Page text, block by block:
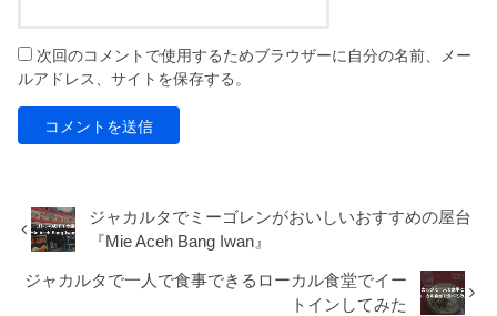
次回のコメントで使用するためブラウザーに自分の名前、メー
ルアドレス、サイトを保存する。
ジャカルタでミーゴレンがおいしいおすすめの屋台
『Mie Aceh Bang Iwan』
ジャカルタで一人で食事できるローカル食堂でイー
トインしてみた